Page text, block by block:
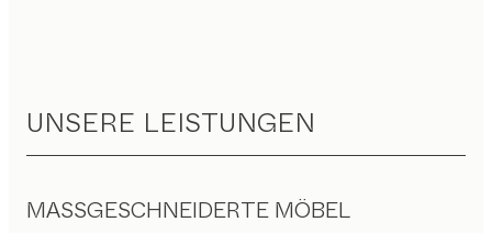
UNSERE LEISTUNGEN
MASSGESCHNEIDERTE MÖBEL